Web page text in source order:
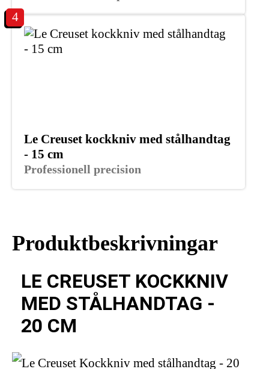
4
Professionell precision
Le Creuset kockkniv med stålhandtag
- 15 cm
Produktbeskrivningar
LE CREUSET KOCKKNIV
MED STÅLHANDTAG -
20 CM